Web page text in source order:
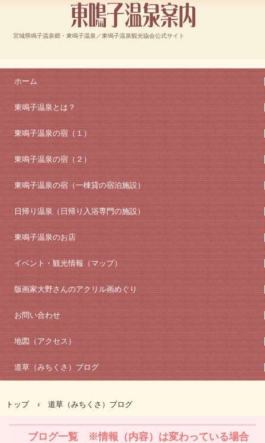
宮城県鳴子温泉郷・東鳴子温泉／東鳴子温泉観光協会公式サイト
ホーム
東鳴子温泉とは？
東鳴子温泉の宿（１）
東鳴子温泉の宿（２）
東鳴子温泉の宿（一棟貸の宿泊施設）
日帰り温泉（日帰り入浴専門の施設）
東鳴子温泉のお店
イベント・観光情報（マップ）
版画家大野さんのアクリル画めぐり
お問い合わせ
地図（アクセス）
道草（みちくさ）ブログ
トップ › 道草（みちくさ）ブログ
ブログ一覧 ※情報（内容）は変わっている場合